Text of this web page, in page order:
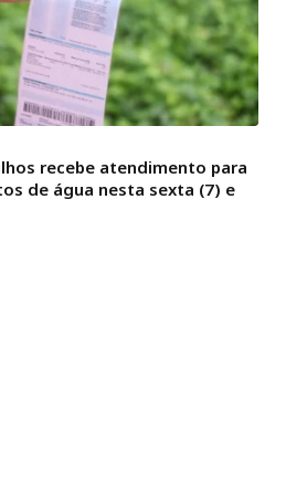
recebe atendimento para
de água nesta sexta (7) e